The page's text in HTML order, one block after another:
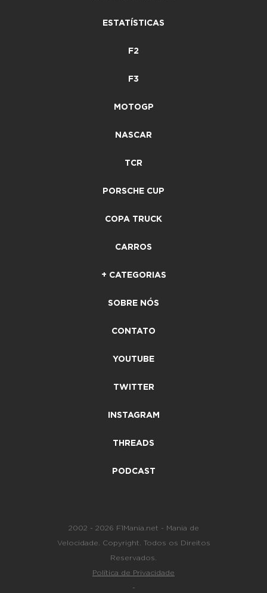
ESTATÍSTICAS
F2
F3
MOTOGP
NASCAR
TCR
PORSCHE CUP
COPA TRUCK
CARROS
+ CATEGORIAS
SOBRE NÓS
CONTATO
YOUTUBE
TWITTER
INSTAGRAM
THREADS
PODCAST
2002 - 2026 F1Mania.net - Mania de
Velocidade. Copyright. Todos os Direitos
Reservados.
Política de Privacidade
-